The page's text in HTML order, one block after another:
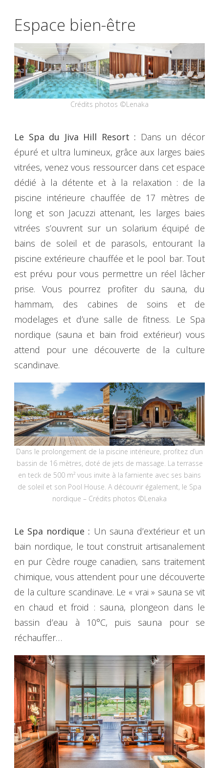
Espace bien-être
Crédits photos ©Lenaka
Le Spa du Jiva Hill Resort : Dans un décor
épuré et ultra lumineux, grâce aux larges baies
vitrées, venez vous ressourcer dans cet espace
dédié à la détente et à la relaxation : de la
piscine intérieure chauffée de 17 mètres de
long et son Jacuzzi attenant, les larges baies
vitrées s’ouvrent sur un solarium équipé de
bains de soleil et de parasols, entourant la
piscine extérieure chauffée et le pool bar. Tout
est prévu pour vous permettre un réel lâcher
prise. Vous pourrez profiter du sauna, du
hammam, des cabines de soins et de
modelages et d’une salle de fitness. Le Spa
nordique (sauna et bain froid extérieur) vous
attend pour une découverte de la culture
scandinave.
Dans le prolongement de la piscine intérieure, profitez d’un
bassin de 16 mètres, doté de jets de massage. La terrasse
en teck de 500 m² vous invite à la farniente avec ses bains
de soleil et son Pool House. A découvrir également, le Spa
nordique – Crédits photos ©Lenaka
Le Spa nordique : Un sauna d’extérieur et un
bain nordique, le tout construit artisanalement
en pur Cèdre rouge canadien, sans traitement
chimique, vous attendent pour une découverte
de la culture scandinave. Le « vrai » sauna se vit
en chaud et froid : sauna, plongeon dans le
bassin d’eau à 10°C, puis sauna pour se
réchauffer…